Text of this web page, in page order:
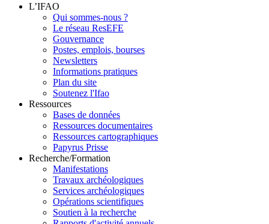
L’IFAO
Qui sommes-nous ?
Le réseau ResEFE
Gouvernance
Postes, emplois, bourses
Newsletters
Informations pratiques
Plan du site
Soutenez l'Ifao
Ressources
Bases de données
Ressources documentaires
Ressources cartographiques
Papyrus Prisse
Recherche/Formation
Manifestations
Travaux archéologiques
Services archéologiques
Opérations scientifiques
Soutien à la recherche